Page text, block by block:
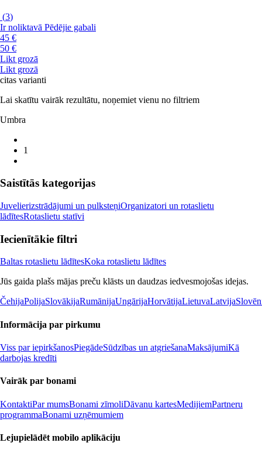
(3)
Ir noliktavā Pēdējie gabali
45 €
50 €
Likt grozā
Likt grozā
citas varianti
Lai skatītu vairāk rezultātu, noņemiet vienu no filtriem
Umbra
1
Saistītās kategorijas
Juvelierizstrādājumi un pulksteņiOrganizatori un rotaslietu
lādītesRotaslietu statīvi
Iecienītākie filtri
Baltas rotaslietu lādītesKoka rotaslietu lādītes
Jūs gaida plašs mājas preču klāsts un daudzas iedvesmojošas idejas.
ČehijaPolijaSlovākijaRumānijaUngārijaHorvātijaLietuvaLatvija
Informācija par pirkumu
Viss par iepirkšanosPiegādeSūdzības un atgriešanaMaksājumiKā
darbojas kredīti
Vairāk par bonami
KontaktiPar mumsBonami zīmoliDāvanu kartesMedijiemPartneru
programmaBonami uzņēmumiem
Lejupielādēt mobilo aplikāciju